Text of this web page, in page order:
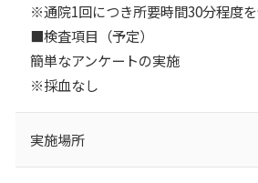
※通院1回につき所要時間30分程度
■検査項目（予定）
簡単なアンケートの実施
※採血なし
実施場所